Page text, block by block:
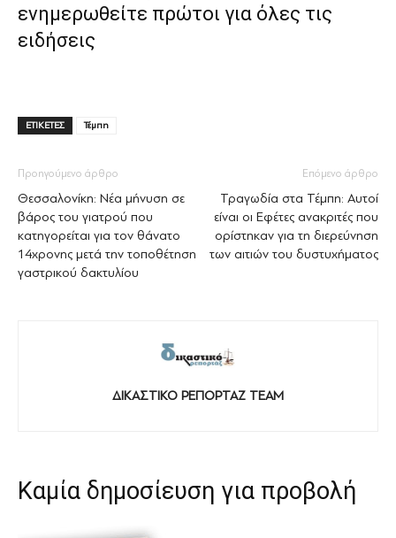
ενημερωθείτε πρώτοι για όλες τις
ειδήσεις
ΕΤΙΚΕΤΕΣ Τέμπη
Προηγούμενο άρθρο
Θεσσαλονίκη: Νέα μήνυση σε
βάρος του γιατρού που
κατηγορείται για τον θάνατο
14χρονης μετά την τοποθέτηση
γαστρικού δακτυλίου
Επόμενο άρθρο
Τραγωδία στα Τέμπη: Αυτοί
είναι οι Εφέτες ανακριτές που
ορίστηκαν για τη διερεύνηση
των αιτιών του δυστυχήματος
ΔΙΚΑΣΤΙΚΟ ΡΕΠΟΡΤΑΖ TEAM
Καμία δημοσίευση για προβολή